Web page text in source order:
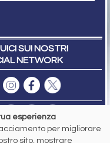
SUI NOSTRI
NETWORK
esperienza
per migliorare
sito, mostrare